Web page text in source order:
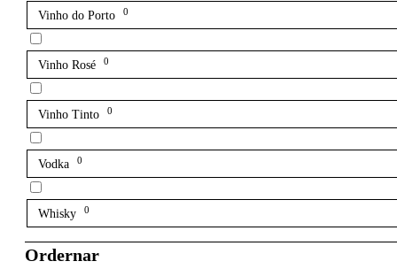
Vinho do Porto 0
Vinho Rosé 0
Vinho Tinto 0
Vodka 0
Whisky 0
Ordernar